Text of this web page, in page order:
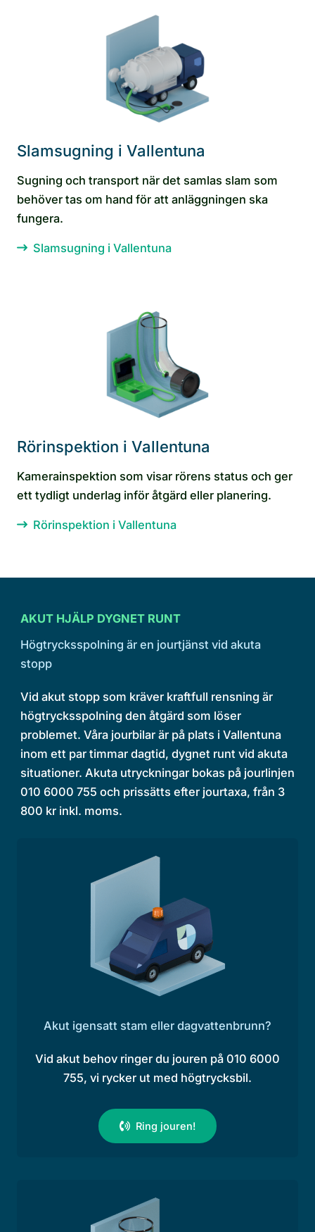
Slamsugning i Vallentuna
Sugning och transport när det samlas slam som
behöver tas om hand för att anläggningen ska
fungera.
Slamsugning i Vallentuna
Rörinspektion i Vallentuna
Kamerainspektion som visar rörens status och ger
ett tydligt underlag inför åtgärd eller planering.
Rörinspektion i Vallentuna
AKUT HJÄLP DYGNET RUNT
Högtrycksspolning är en jourtjänst vid akuta
stopp
Vid akut stopp som kräver kraftfull rensning är
högtrycksspolning den åtgärd som löser
problemet. Våra jourbilar är på plats i Vallentuna
inom ett par timmar dagtid, dygnet runt vid akuta
situationer. Akuta utryckningar bokas på jourlinjen
010 6000 755 och prissätts efter jourtaxa, från 3
800 kr inkl. moms.
Akut igensatt stam eller dagvattenbrunn?
Vid akut behov ringer du jouren på 010 6000
755, vi rycker ut med högtrycksbil.
Ring jouren!